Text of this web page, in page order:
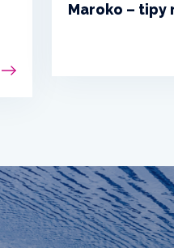
Maroko – tipy